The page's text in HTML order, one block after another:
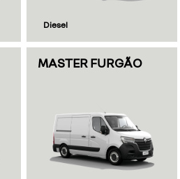
Diesel
MASTER FURGÃO